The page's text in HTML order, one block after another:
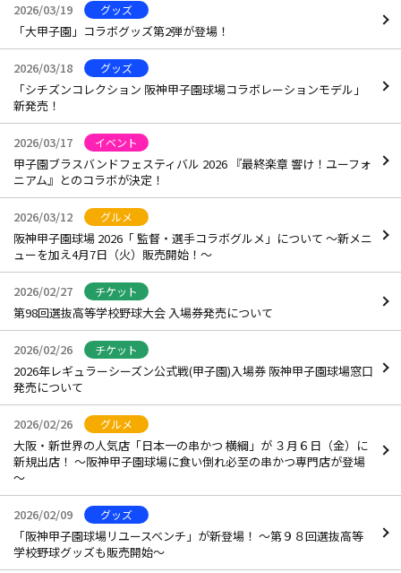
2026/03/19 グッズ
「大甲子園」コラボグッズ第2弾が登場！
2026/03/18 グッズ
「シチズンコレクション 阪神甲子園球場コラボレーションモデル」
新発売！
2026/03/17 イベント
甲子園ブラスバンドフェスティバル 2026 『最終楽章 響け！ユーフォ
ニアム』とのコラボが決定！
2026/03/12 グルメ
阪神甲子園球場 2026「 監督・選手コラボグルメ」について ～新メニ
ューを加え4月7日（火）販売開始！～
2026/02/27 チケット
第98回選抜高等学校野球大会 入場券発売について
2026/02/26 チケット
2026年レギュラーシーズン公式戦(甲子園)入場券 阪神甲子園球場窓口
発売について
2026/02/26 グルメ
大阪・新世界の人気店「日本一の串かつ 横綱」が ３月６日（金）に
新規出店！ ～阪神甲子園球場に食い倒れ必至の串かつ専門店が登場
～
2026/02/09 グッズ
「阪神甲子園球場リユースベンチ」が新登場！ ～第９８回選抜高等
学校野球グッズも販売開始～